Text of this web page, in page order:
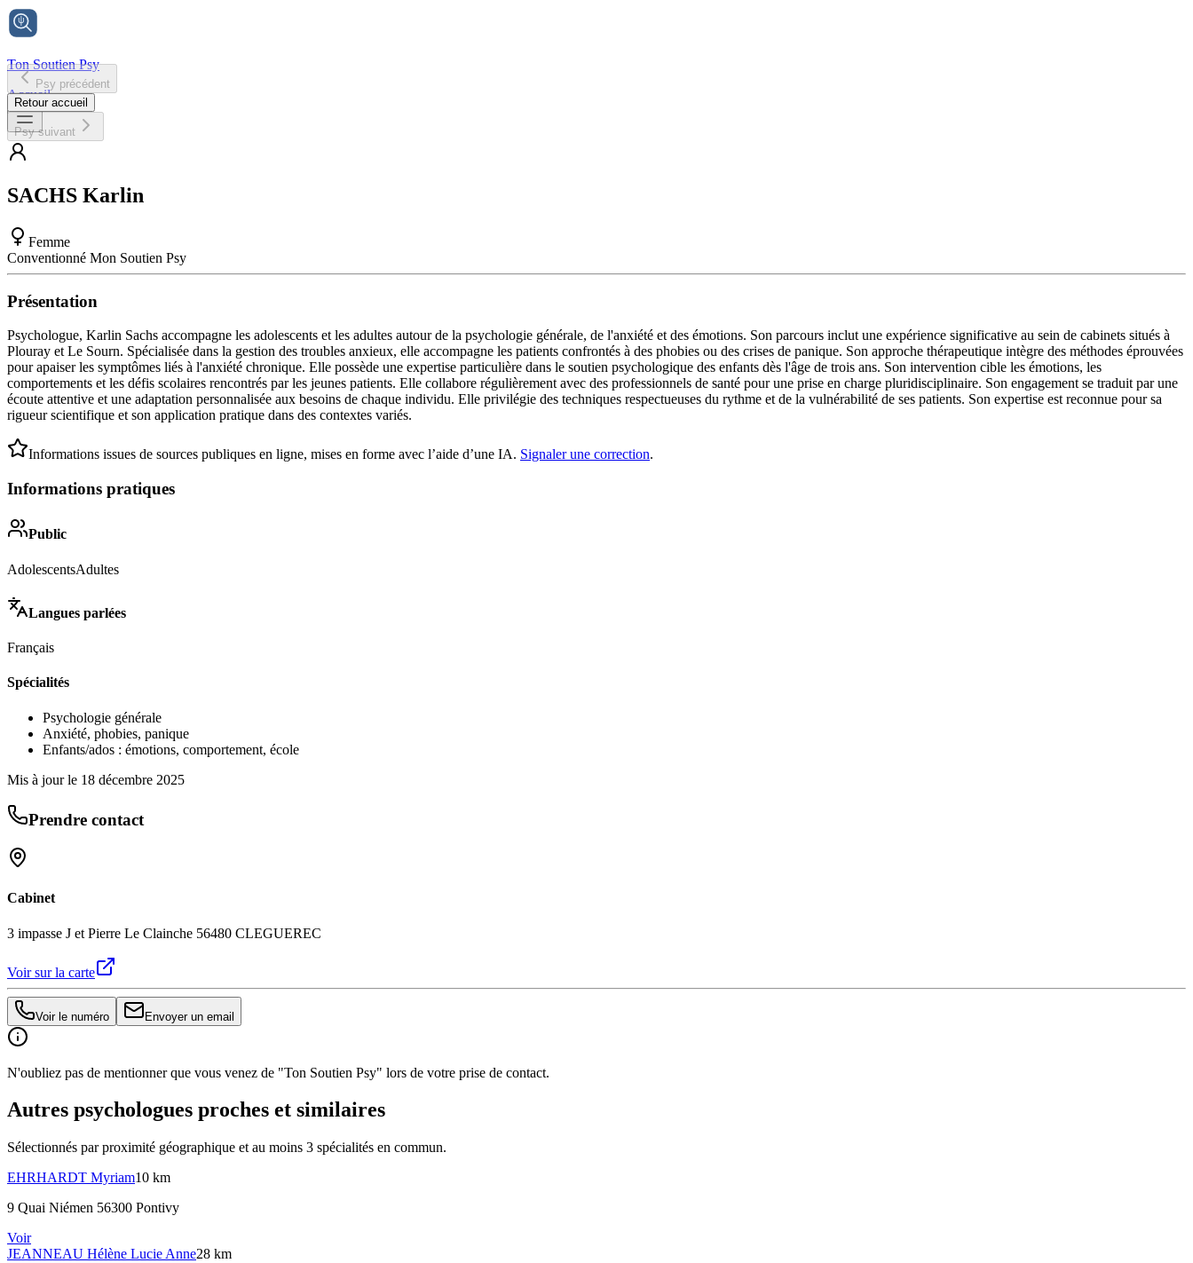
Ton Soutien Psy
Accueil
Psy précédent
Retour accueil
Psy suivant
SACHS Karlin
Femme
Conventionné Mon Soutien Psy
Présentation
Psychologue, Karlin Sachs accompagne les adolescents et les adultes autour de la psychologie générale, de l'anxiété et des émotions. Son parcours inclut une expérience significative au sein de cabinets situés à
Plouray et Le Sourn. Spécialisée dans la gestion des troubles anxieux, elle accompagne les patients confrontés à des phobies ou des crises de panique. Son approche thérapeutique intègre des méthodes éprouvées
pour apaiser les symptômes liés à l'anxiété chronique. Elle possède une expertise particulière dans le soutien psychologique des enfants dès l'âge de trois ans. Son intervention cible les émotions, les
comportements et les défis scolaires rencontrés par les jeunes patients. Elle collabore régulièrement avec des professionnels de santé pour une prise en charge pluridisciplinaire. Son engagement se traduit par une
écoute attentive et une adaptation personnalisée aux besoins de chaque individu. Elle privilégie des techniques respectueuses du rythme et de la vulnérabilité de ses patients. Son expertise est reconnue pour sa
rigueur scientifique et son application pratique dans des contextes variés.
Informations issues de sources publiques en ligne, mises en forme avec l’aide d’une IA. Signaler une correction.
Informations pratiques
Public
AdolescentsAdultes
Langues parlées
Français
Spécialités
Psychologie générale
Anxiété, phobies, panique
Enfants/ados : émotions, comportement, école
Mis à jour le 18 décembre 2025
Prendre contact
Cabinet
3 impasse J et Pierre Le Clainche 56480 CLEGUEREC
Voir sur la carte
Voir le numéro Envoyer un email
N'oubliez pas de mentionner que vous venez de "Ton Soutien Psy" lors de votre prise de contact.
Autres psychologues proches et similaires
Sélectionnés par proximité géographique et au moins 3 spécialités en commun.
EHRHARDT Myriam10 km
9 Quai Niémen 56300 Pontivy
Voir
JEANNEAU Hélène Lucie Anne28 km